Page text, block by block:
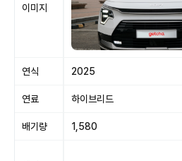
이미지
연식 2025
연료 하이브리드
배기량 1,580